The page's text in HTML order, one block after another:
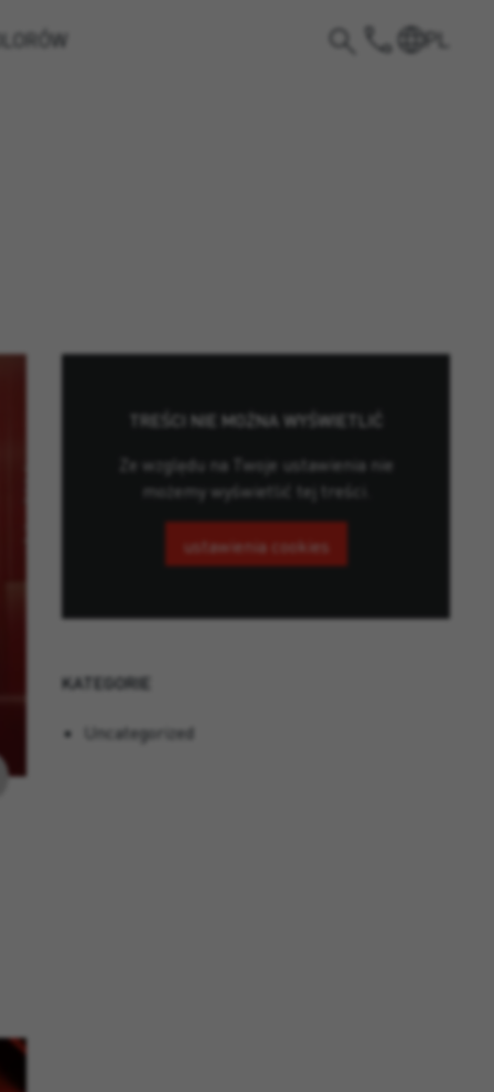
PL
TREŚCI NIE MOŻNA WYŚWIETLIĆ
Ze względu na Twoje ustawienia nie
możemy wyświetlić tej treści.
ustawienia cookies
KATEGORIE
Uncategorized